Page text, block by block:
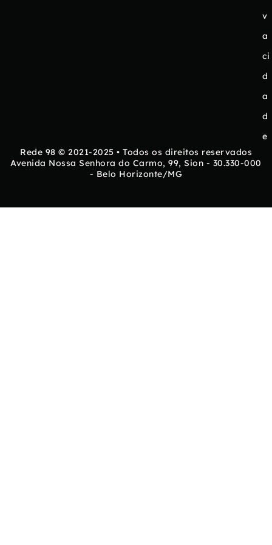
v
a
ci
d
a
d
e
Rede 98 © 2021-2025 • Todos os direitos reservados
Avenida Nossa Senhora do Carmo, 99, Sion - 30.330-000
- Belo Horizonte/MG